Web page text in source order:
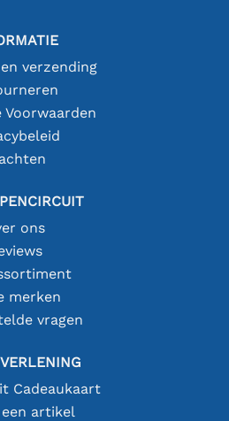
verzending
Voorwaarden
ons
merken
vragen
Cadeaukaart
artikel